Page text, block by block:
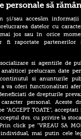
în timpul unei
în Dolomiți, alături
de
pentru Italia.
pentru
Etna și restricții în
vârf
ar putea
de infarct la
personale să
și/sau accesăm
datelor cu
jos sau în orice
fi raportate
si agentiile de
prelucram date
si anunturile
va oferi functionalitati
de drepturile
personal. Aceste
“ACCEPT TOATE”,
dvs. cu privire la
click pe “VREAU SA
mai putin cele